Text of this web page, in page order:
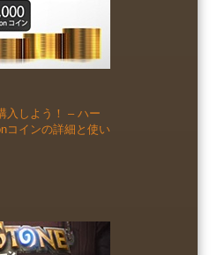
入しよう！ – ハー
コインの詳細と使い